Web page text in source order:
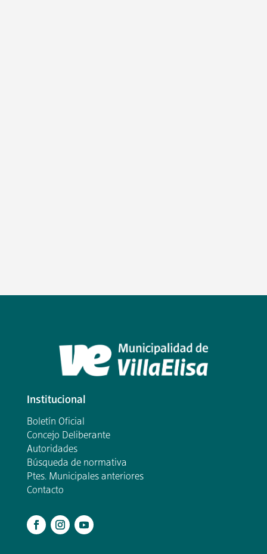
Institucional
Boletín Oficial
Concejo Deliberante
Autoridades
Búsqueda de normativa
Ptes. Municipales anteriores
Contacto